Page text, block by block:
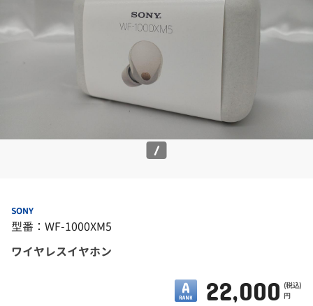
/
SONY
型番：WF-1000XM5
ワイヤレスイヤホン
22,000 (税込)
円